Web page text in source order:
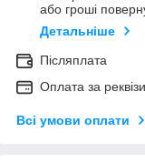
або гроші
Детальніше
Післяплата
Оплата за
Всі умови оплати